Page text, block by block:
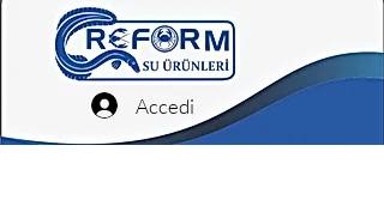
Accedi